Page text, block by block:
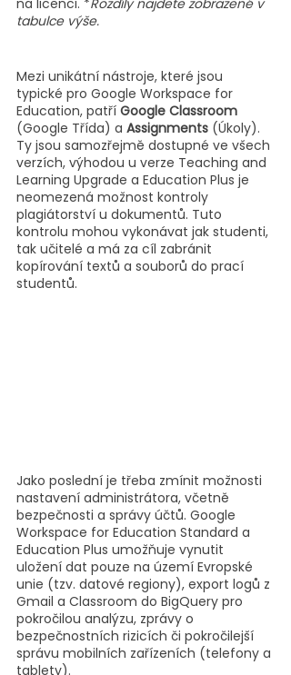
tabulce výše.
Mezi unikátní nástroje, které jsou
typické pro Google Workspace for
Education, patří Google Classroom
(Google Třída) a Assignments (Úkoly).
Ty jsou samozřejmě dostupné ve všech
verzích, výhodou u verze Teaching and
Learning Upgrade a Education Plus je
neomezená možnost kontroly
plagiátorství u dokumentů. Tuto
kontrolu mohou vykonávat jak studenti,
tak učitelé a má za cíl zabránit
kopírování textů a souborů do prací
studentů.
Jako poslední je třeba zmínit možnosti
nastavení administrátora, včetně
bezpečnosti a správy účtů. Google
Workspace for Education Standard a
Education Plus umožňuje vynutit
uložení dat pouze na území Evropské
unie (tzv. datové regiony), export logů z
Gmail a Classroom do BigQuery pro
pokročilou analýzu, zprávy o
bezpečnostních rizicích či pokročilejší
správu mobilních zařízeních (telefony a
tablety).